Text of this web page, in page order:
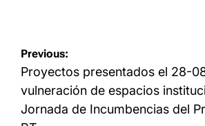
Navegación
de
entradas
Previous:
Proyectos presentados el 28-
vulneración de espacios
Jornada de Incumbencias del